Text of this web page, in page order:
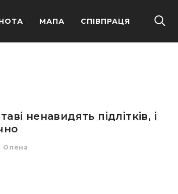
МАПА СПІВПРАЦЯ
ненавидять підлітків, і
Олена